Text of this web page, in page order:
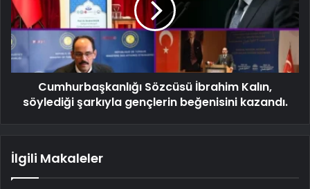
Cumhurbaşkanlığı Sözcüsü İbrahim Kalın,
söylediği şarkıyla gençlerin beğenisini kazandı.
İlgili Makaleler